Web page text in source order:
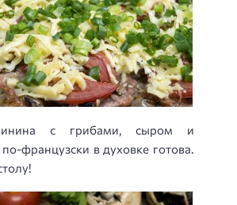
с грибами, сыром и
французски в духовке готова.